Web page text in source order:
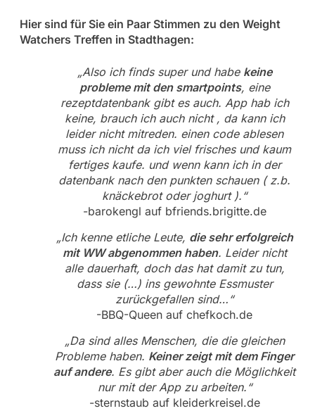
Hier sind für Sie ein Paar Stimmen zu den Weight
Watchers Treffen in Stadthagen:
„Also ich finds super und habe keine
probleme mit den smartpoints, eine
rezeptdatenbank gibt es auch. App hab ich
keine, brauch ich auch nicht , da kann ich
leider nicht mitreden. einen code ablesen
muss ich nicht da ich viel frisches und kaum
fertiges kaufe. und wenn kann ich in der
datenbank nach den punkten schauen ( z.b.
knäckebrot oder joghurt ).“
-barokengl auf bfriends.brigitte.de
„Ich kenne etliche Leute, die sehr erfolgreich
mit WW abgenommen haben. Leider nicht
alle dauerhaft, doch das hat damit zu tun,
dass sie (…) ins gewohnte Essmuster
zurückgefallen sind…“
-BBQ-Queen auf chefkoch.de
„Da sind alles Menschen, die die gleichen
Probleme haben. Keiner zeigt mit dem Finger
auf andere. Es gibt aber auch die Möglichkeit
nur mit der App zu arbeiten.“
-sternstaub auf kleiderkreisel.de